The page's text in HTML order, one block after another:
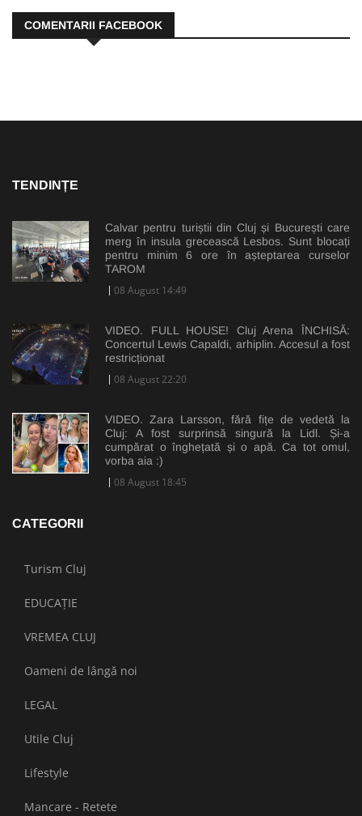
COMENTARII FACEBOOK
TENDINȚE
Calvar pentru turiștii din Cluj și București care
merg în insula grecească Lesbos. Sunt blocați
pentru minim 6 ore în așteptarea curselor
TAROM
08 August 14:49
VIDEO. FULL HOUSE! Cluj Arena ÎNCHISĂ:
Concertul Lewis Capaldi, arhiplin. Accesul a fost
restricționat
08 August 22:20
VIDEO. Zara Larsson, fără fițe de vedetă la
Cluj: A fost surprinsă singură la Lidl. Și-a
cumpărat o înghețată și o apă. Ca tot omul,
vorba aia :)
08 August 18:45
CATEGORII
Turism Cluj
EDUCAȚIE
VREMEA CLUJ
Oameni de lângă noi
LEGAL
Utile Cluj
Lifestyle
Mancare - Retete